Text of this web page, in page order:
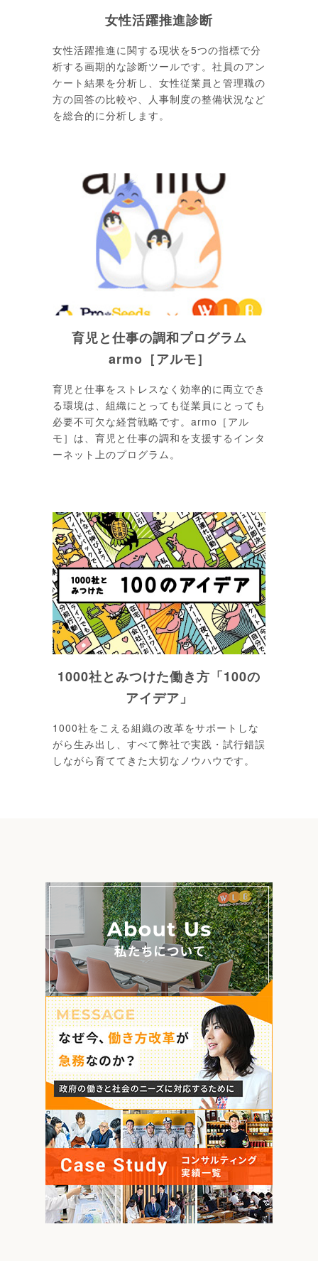
女性活躍推進診断
女性活躍推進に関する現状を5つの指標で分
析する画期的な診断ツールです。社員のアン
ケート結果を分析し、女性従業員と管理職の
方の回答の比較や、人事制度の整備状況など
を総合的に分析します。
育児と仕事の調和プログラム
armo［アルモ］
育児と仕事をストレスなく効率的に両立でき
る環境は、組織にとっても従業員にとっても
必要不可欠な経営戦略です。armo［アル
モ］は、育児と仕事の調和を支援するインタ
ーネット上のプログラム。
1000社とみつけた働き方「100の
アイデア」
1000社をこえる組織の改革をサポートしな
がら生み出し、すべて弊社で実践・試行錯誤
しながら育ててきた大切なノウハウです。